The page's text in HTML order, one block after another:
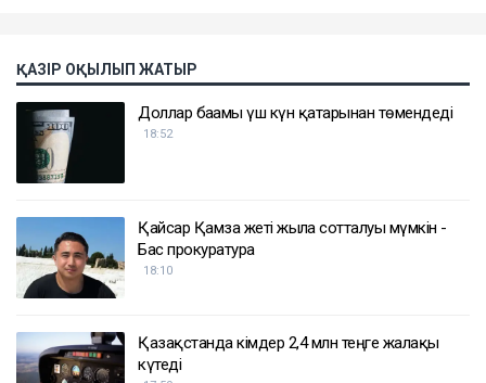
ҚАЗІР ОҚЫЛЫП ЖАТЫР
Доллар бағамы үш күн қатарынан төмендеді
18:52
Қайсар Қамза жеті жылға сотталуы мүмкін -
Бас прокуратура
18:10
Қазақстанда кімдер 2,4 млн теңге жалақы
күтеді